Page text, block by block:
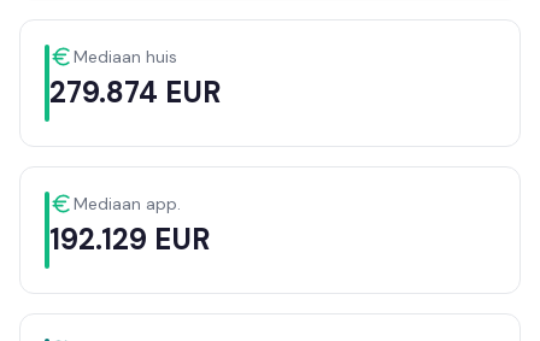
Mediaan huis
279.874 EUR
Mediaan app.
192.129 EUR